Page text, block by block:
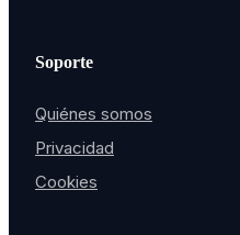
Soporte
Quiénes somos
Privacidad
Cookies